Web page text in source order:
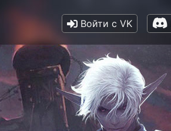
Войти с VK